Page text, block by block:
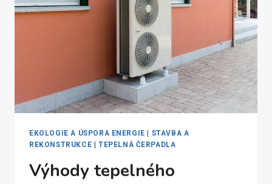
VESKOMEM
EKOLOGIE A ÚSPORA ENERGIE
STAVBA A
REKONSTRUKCE
TEPELNÁ ČERPADLA
Výhody tepelného